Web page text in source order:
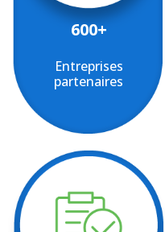
600+
Entreprises
partenaires